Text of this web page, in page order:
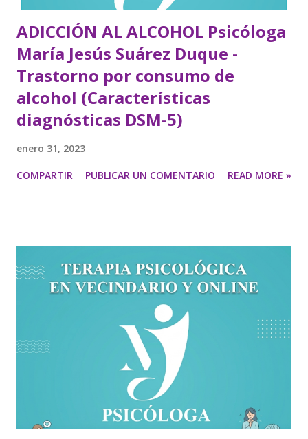
ADICCIÓN AL ALCOHOL Psicóloga
María Jesús Suárez Duque -
Trastorno por consumo de
alcohol (Características
diagnósticas DSM-5)
enero 31, 2023
COMPARTIR PUBLICAR UN COMENTARIO READ MORE »